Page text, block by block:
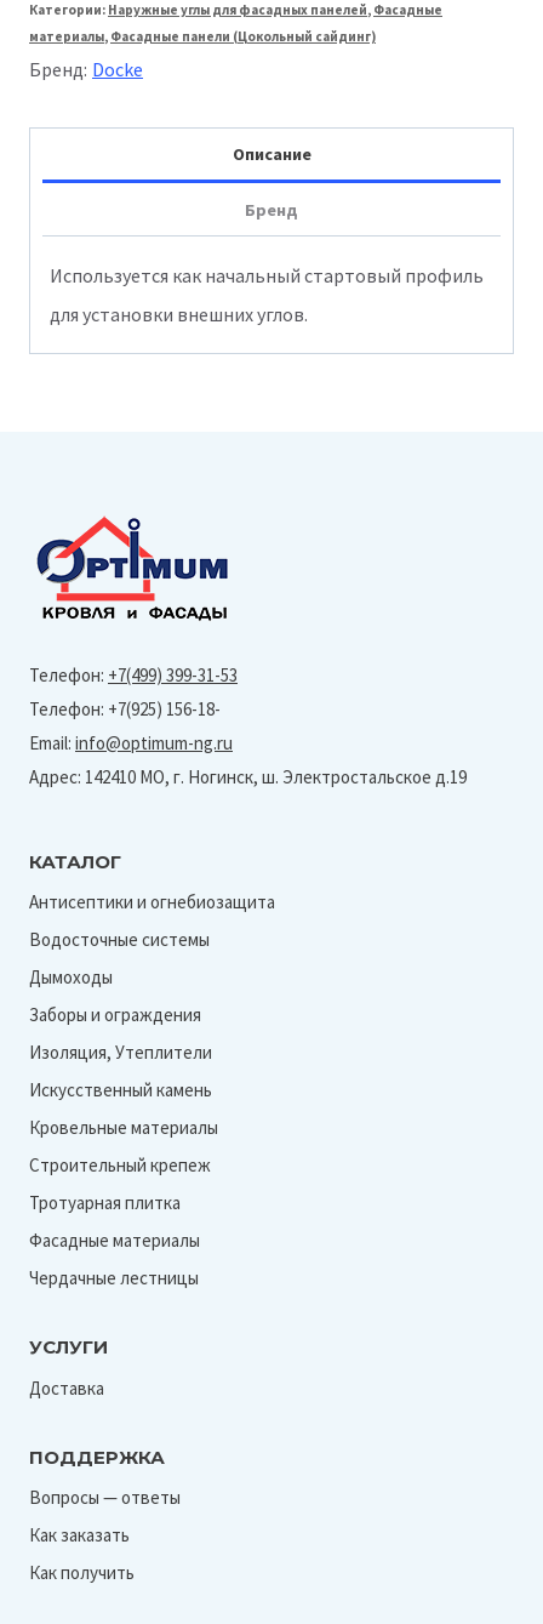
Стартовый
угловой
Категории: Наружные углы для фасадных панелей, Фасадные
материалы, Фасадные панели (Цокольный сайдинг)
Бренд: Docke
Описание
Бренд
Используется как начальный стартовый профиль
для установки внешних углов.
Телефон: +7(499) 399-31-53
Телефон: +7(925) 156-18-
Email: info@optimum-ng.ru
Адрес: 142410 МО, г. Ногинск, ш. Электростальское д.19
КАТАЛОГ
Антисептики и огнебиозащита
Водосточные системы
Дымоходы
Заборы и ограждения
Изоляция, Утеплители
Искусственный камень
Кровельные материалы
Строительный крепеж
Тротуарная плитка
Фасадные материалы
Чердачные лестницы
УСЛУГИ
Доставка
ПОДДЕРЖКА
Вопросы — ответы
Как заказать
Как получить